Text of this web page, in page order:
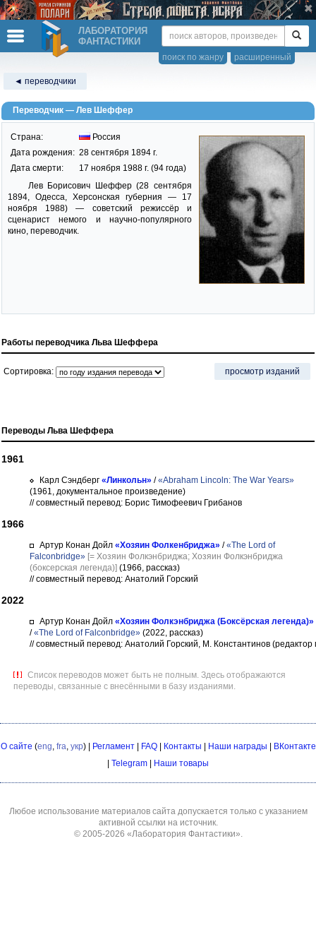
ЛАБОРАТОРИЯ
ФАНТАСТИКИ
расширенный
поиск по жанру
◄ переводчики
Переводчик — Лев Шеффер
Страна:
Россия
Дата рождения: 28 сентября 1894 г.
Дата смерти:
17 ноября 1988 г. (94 года)
Лев Борисович Шеффер (28 сентября
1894, Одесса, Херсонская губерния — 17
ноября 1988) — советский режиссёр и
сценарист немого и научно-популярного
кино, переводчик.
Работы переводчика Льва Шеффера
Сортировка: просмотр изданий
Переводы Льва Шеффера
1961
Карл Сэндберг «Линкольн» /«Abraham Lincoln: The War Years»
(1961, документальное произведение)
// совместный перевод: Борис Тимофеевич Грибанов
1966
Артур Конан Дойл «Хозяин Фолкенбриджа» /«The Lord of
Falconbridge» [= Хозяин Фолкэнбриджа; Хозяин Фолкэнбриджа
(боксерская легенда)] (1966, рассказ)
// совместный перевод: Анатолий Горский
2022
Артур Конан Дойл «Хозяин Фолкэнбриджа (Боксёрская легенда)»
/«The Lord of Falconbridge» (2022, рассказ)
// совместный перевод: Анатолий Горский, М. Константинов (редактор
Список переводов может быть не полным. Здесь отображаются
переводы, связанные с внесёнными в базу изданиями.
О сайте (eng, fra, укр) | Регламент| FAQ| Контакты Наши награды
ВКонтакте
Telegram Наши товары
Любое использование материалов сайта допускается только с указанием
активной ссылки на источник.
© 2005-2026 «Лаборатория Фантастики».